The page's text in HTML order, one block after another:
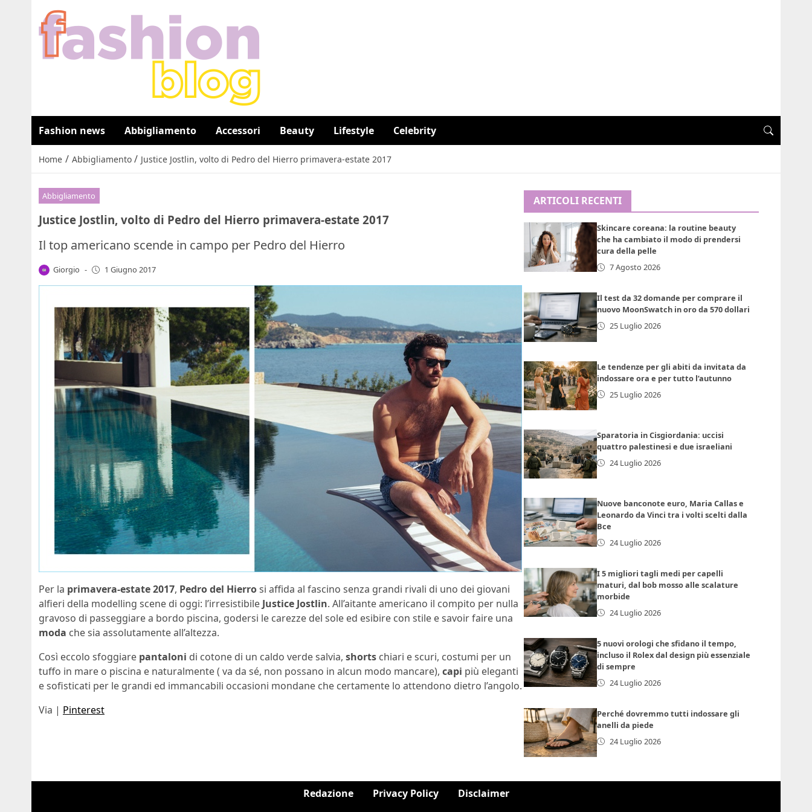
Fashion news Abbigliamento Accessori Beauty Lifestyle Celebrity
Home / Abbigliamento / Justice Jostlin, volto di Pedro del Hierro primavera-estate 2017
Abbigliamento
Justice Jostlin, volto di Pedro del Hierro primavera-estate 2017
Il top americano scende in campo per Pedro del Hierro
Giorgio - 1 Giugno 2017
Per la primavera-estate 2017, Pedro del Hierrosi affida al fascino senza grandi rivali di uno dei giovani
alfieri della modelling scene di oggi: l’irresistibile Justice Jostlin. All’aitante americano il compito per nulla
gravoso di passeggiare a bordo piscina, godersi le carezze del sole ed esibire con stile e savoir faire una
moda che sia assolutamente all’altezza.
Così eccolo sfoggiare pantaloni di cotone di un caldo verde salvia, shorts chiari e scuri, costumi per un
tuffo in mare o piscina e naturalmente ( va da sé, non possano in alcun modo mancare), capi più eleganti
e sofisticati per le grandi ed immancabili occasioni mondane che certamente lo attendono dietro l’angolo.
Via | Pinterest
ARTICOLI RECENTI
Skincare coreana: la routine beauty
che ha cambiato il modo di prendersi
cura della pelle
7 Agosto 2026
Il test da 32 domande per comprare il
nuovo MoonSwatch in oro da 570 dollari
25 Luglio 2026
Le tendenze per gli abiti da invitata da
indossare ora e per tutto l’autunno
25 Luglio 2026
Sparatoria in Cisgiordania: uccisi
quattro palestinesi e due israeliani
24 Luglio 2026
Nuove banconote euro, Maria Callas e
Leonardo da Vinci tra i volti scelti dalla
Bce
24 Luglio 2026
I 5 migliori tagli medi per capelli
maturi, dal bob mosso alle scalature
morbide
24 Luglio 2026
5 nuovi orologi che sfidano il tempo,
incluso il Rolex dal design più essenziale
di sempre
24 Luglio 2026
Perché dovremmo tutti indossare gli
anelli da piede
24 Luglio 2026
Redazione Privacy Policy Disclaimer